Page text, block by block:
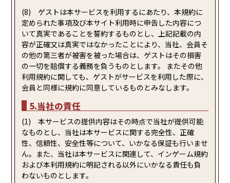
(8) ゲストは本サービスを利用するにあたり、本規約に
定められた事項及び本サイト利用時に申告した内容につ
いて真実であることを誓約するものとし、上記記載の内
容が正確又は真実ではなかったことにより、当社、会員そ
の他の第三者が被害を被った場合は、ゲストはその損害
の一切を賠償する義務を負うものとします。 またその他
利用規約に関しても、ゲストがサービスを利用した際に、
会員と同様に規約に同意しているものとみなします。
5.当社の責任
(1) 本サービスの提供内容はその時点で当社が提供可能
なものとし、当社は本サービスに関する完全性、正確
性、信頼性、安全性等について、いかなる保証も行いませ
ん。また、当社は本サービスに関連して、インゲーム規約
および本利用規約に明記される以外にいかなる責任も負
わないものとします。